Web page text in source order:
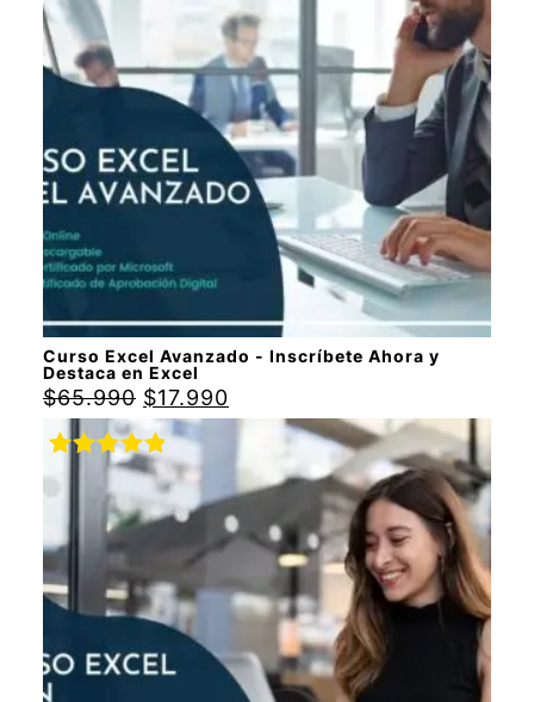
Curso Excel Avanzado - Inscríbete Ahora y
Destaca en Excel
$65.990 $17.990
Valorado
con
5.00de